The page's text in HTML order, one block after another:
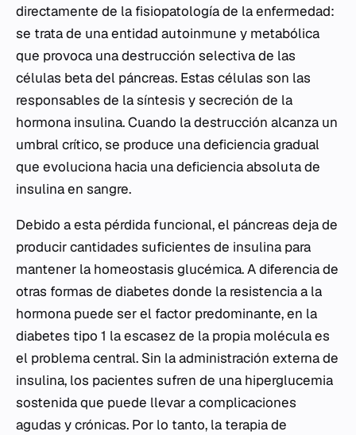
directamente de la fisiopatología de la enfermedad:
se trata de una entidad autoinmune y metabólica
que provoca una destrucción selectiva de las
células beta del páncreas. Estas células son las
responsables de la síntesis y secreción de la
hormona insulina. Cuando la destrucción alcanza un
umbral crítico, se produce una deficiencia gradual
que evoluciona hacia una deficiencia absoluta de
insulina en sangre.
Debido a esta pérdida funcional, el páncreas deja de
producir cantidades suficientes de insulina para
mantener la homeostasis glucémica. A diferencia de
otras formas de diabetes donde la resistencia a la
hormona puede ser el factor predominante, en la
diabetes tipo 1 la escasez de la propia molécula es
el problema central. Sin la administración externa de
insulina, los pacientes sufren de una hiperglucemia
sostenida que puede llevar a complicaciones
agudas y crónicas. Por lo tanto, la terapia de